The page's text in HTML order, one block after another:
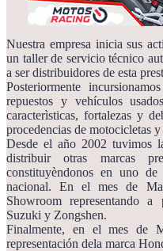
Nuestra empresa inicia sus
un taller de servicio técnico
a ser distribuidores de esta
Posteriormente
repuestos y vehículos
caracterìsticas, fortalezas y
procedencias de motocicletas
Desde el año 2002 tuvimos
distribuir otras marcas
constituyèndonos en uno
nacional. En el mes de
Showroom representando a
Suzuki y Zongshen.
Finalmente, en el mes de
representación dela marca